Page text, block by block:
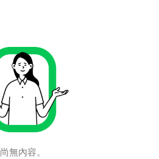
尚無內容。